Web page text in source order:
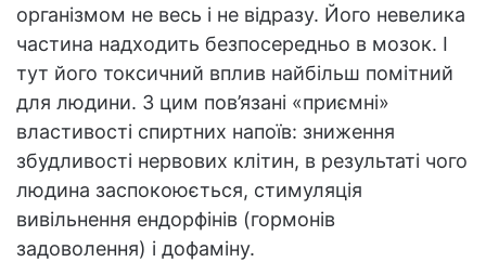
організмом не весь і не відразу. Його невелика
частина надходить безпосередньо в мозок. І
тут його токсичний вплив найбільш помітний
для людини. З цим пов’язані «приємні»
властивості спиртних напоїв: зниження
збудливості нервових клітин, в результаті чого
людина заспокоюється, стимуляція
вивільнення ендорфінів (гормонів
задоволення) і дофаміну.